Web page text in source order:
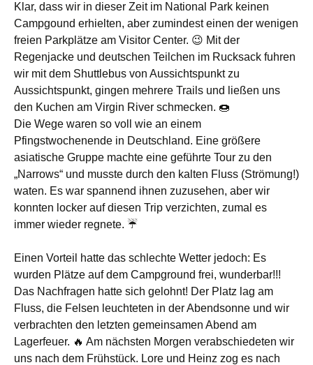
Klar, dass wir in dieser Zeit im National Park keinen
Campgound erhielten, aber zumindest einen der wenigen
freien Parkplätze am Visitor Center. 😉 Mit der
Regenjacke und deutschen Teilchen im Rucksack fuhren
wir mit dem Shuttlebus von Aussichtspunkt zu
Aussichtspunkt, gingen mehrere Trails und ließen uns
den Kuchen am Virgin River schmecken. 🍩
Die Wege waren so voll wie an einem
Pfingstwochenende in Deutschland. Eine größere
asiatische Gruppe machte eine geführte Tour zu den
„Narrows“ und musste durch den kalten Fluss (Strömung!)
waten. Es war spannend ihnen zuzusehen, aber wir
konnten locker auf diesen Trip verzichten, zumal es
immer wieder regnete. ☔️
Einen Vorteil hatte das schlechte Wetter jedoch: Es
wurden Plätze auf dem Campground frei, wunderbar!!!
Das Nachfragen hatte sich gelohnt! Der Platz lag am
Fluss, die Felsen leuchteten in der Abendsonne und wir
verbrachten den letzten gemeinsamen Abend am
Lagerfeuer. 🔥 Am nächsten Morgen verabschiedeten wir
uns nach dem Frühstück. Lore und Heinz zog es nach